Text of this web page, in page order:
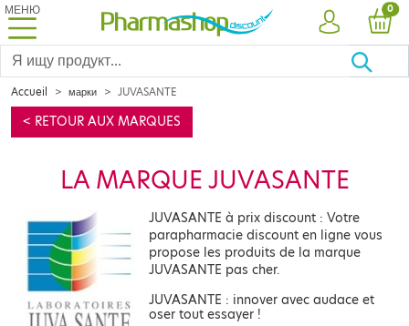
МЕНЮ
УЧЕТНАЯ
0
Accueil марки JUVASANTE
< RETOUR AUX MARQUES
LA MARQUE JUVASANTE
JUVASANTE à prix discount : Votre
parapharmacie discount en ligne vous
propose les produits de la marque
JUVASANTE pas cher.
JUVASANTE : innover avec audace et
oser tout essayer !